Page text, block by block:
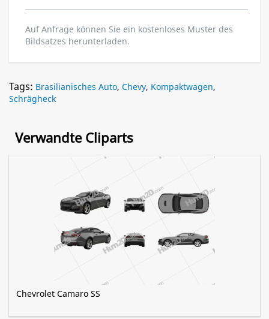
Auf Anfrage können Sie ein kostenloses Muster des
Bildsatzes herunterladen.
Tags: Brasilianisches Auto, Chevy, Kompaktwagen,
Schrägheck
Verwandte Cliparts
Chevrolet Camaro SS